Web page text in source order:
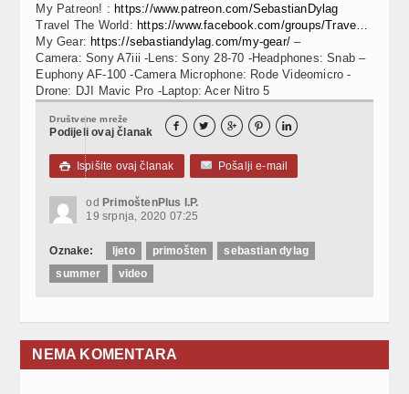
My Patreon! :https://www.patreon.com/SebastianDylag
Travel The World: https://www.facebook.com/groups/Trave…
My Gear:https://sebastiandylag.com/my-gear/ –
Camera: Sony A7iii -Lens: Sony 28-70 -Headphones: Snab –
Euphony AF-100 -Camera Microphone: Rode Videomicro -
Drone: DJI Mavic Pro -Laptop: Acer Nitro 5
Društvene mreže
Podijeli ovaj članak     
 Ispišite ovaj članak Pošalji e-mail
od PrimoštenPlus I.P.
19 srpnja, 2020 07:25
Oznake: ljeto primošten
sebastian dylag
summer
video
NEMA KOMENTARA